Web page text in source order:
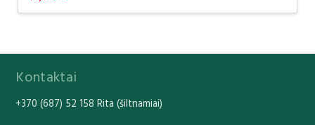
Kontaktai
+370 (687) 52 158 Rita (šiltnamiai)